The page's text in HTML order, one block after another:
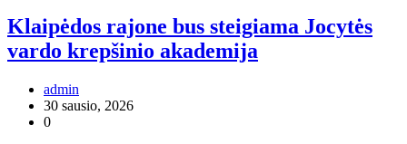
Klaipėdos rajone bus steigiama Jocytės
vardo krepšinio akademija
admin
30 sausio, 2026
0